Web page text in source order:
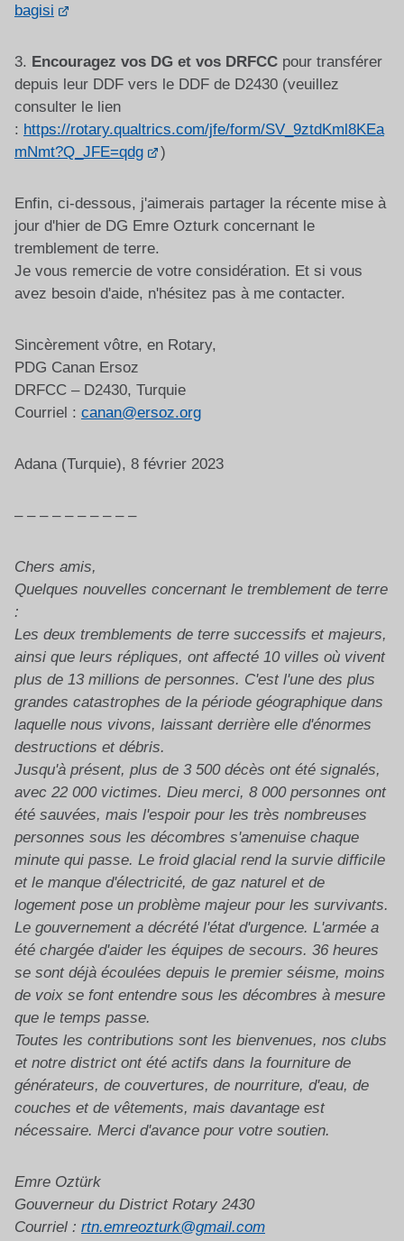
bagisi
3. Encouragez vos DG et vos DRFCC pour transférer
depuis leur DDF vers le DDF de D2430 (veuillez
consulter le lien
: https://rotary.qualtrics.com/jfe/form/SV_9ztdKml8KEa
mNmt?Q_JFE=qdg
)
Enfin, ci-dessous, j'aimerais partager la récente mise à
jour d'hier de DG Emre Ozturk concernant le
tremblement de terre.
Je vous remercie de votre considération. Et si vous
avez besoin d'aide, n'hésitez pas à me contacter.
Sincèrement vôtre, en Rotary,
PDG Canan Ersoz
DRFCC – D2430, Turquie
Courriel : canan@ersoz.org
Adana (Turquie), 8 février 2023
– – – – – – – – – –
Chers amis,
Quelques nouvelles concernant le tremblement de terre
:
Les deux tremblements de terre successifs et majeurs,
ainsi que leurs répliques, ont affecté 10 villes où vivent
plus de 13 millions de personnes. C'est l'une des plus
grandes catastrophes de la période géographique dans
laquelle nous vivons, laissant derrière elle d'énormes
destructions et débris.
Jusqu'à présent, plus de 3 500 décès ont été signalés,
avec 22 000 victimes. Dieu merci, 8 000 personnes ont
été sauvées, mais l'espoir pour les très nombreuses
personnes sous les décombres s'amenuise chaque
minute qui passe. Le froid glacial rend la survie difficile
et le manque d'électricité, de gaz naturel et de
logement pose un problème majeur pour les survivants.
Le gouvernement a décrété l'état d'urgence. L'armée a
été chargée d'aider les équipes de secours. 36 heures
se sont déjà écoulées depuis le premier séisme, moins
de voix se font entendre sous les décombres à mesure
que le temps passe.
Toutes les contributions sont les bienvenues, nos clubs
et notre district ont été actifs dans la fourniture de
générateurs, de couvertures, de nourriture, d'eau, de
couches et de vêtements, mais davantage est
nécessaire. Merci d'avance pour votre soutien.
Emre Oztürk
Gouverneur du District Rotary 2430
Courriel : rtn.emreozturk@gmail.com